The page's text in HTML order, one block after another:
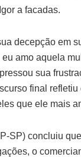
a facadas.
decepção em
amo aquela
sua
final
que ele mais
SP) concluiu
o